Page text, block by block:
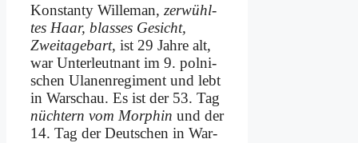
Kon­stan­ty Wil­le­man, zer­wühl­
tes Haar, blas­ses Ge­sicht,
Zwei­ta­ge­bart, ist 29 Jah­re alt,
war Un­ter­leut­nant im 9. pol­ni­
schen Ula­nen­re­gi­ment und lebt
in War­schau. Es ist der 53. Tag
nüch­tern vom Mor­phin und der
14. Tag der Deut­schen in War­